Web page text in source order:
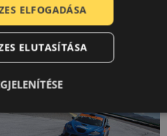
ELFOGADÁSA
ELUTASÍTÁSA